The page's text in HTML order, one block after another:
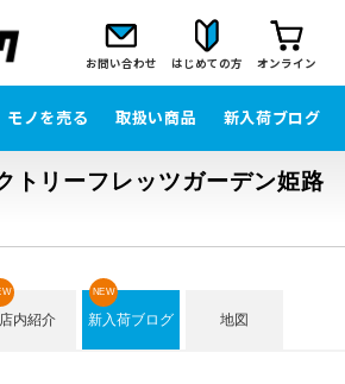
お問い合わせ はじめての方 オンライン
モノを売る 取扱い商品 新入荷ブログ
トリーフレッツガーデン姫路
店内紹介 新入荷ブログ
NEW
地図